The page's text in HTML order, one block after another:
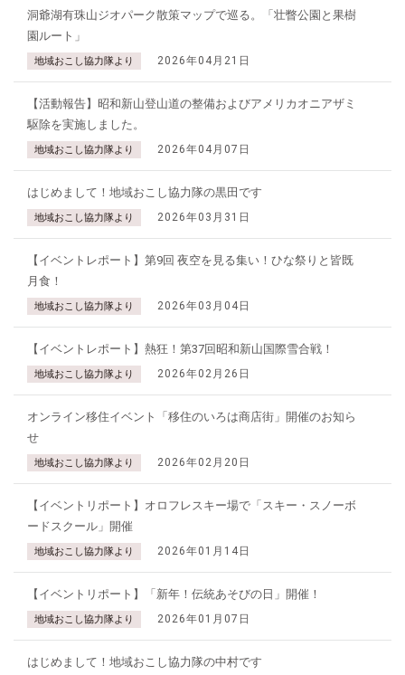
洞爺湖有珠山ジオパーク散策マップで巡る。「壮瞥公園と果樹
園ルート」
地域おこし協力隊より 2026年04月21日
【活動報告】昭和新山登山道の整備およびアメリカオニアザミ
駆除を実施しました。
地域おこし協力隊より 2026年04月07日
はじめまして！地域おこし協力隊の黒田です
地域おこし協力隊より 2026年03月31日
【イベントレポート】第9回 夜空を見る集い！ひな祭りと皆既
月食！
地域おこし協力隊より 2026年03月04日
【イベントレポート】熱狂！第37回昭和新山国際雪合戦！
地域おこし協力隊より 2026年02月26日
オンライン移住イベント「移住のいろは商店街」開催のお知ら
せ
地域おこし協力隊より 2026年02月20日
【イベントリポート】オロフレスキー場で「スキー・スノーボ
ードスクール」開催
地域おこし協力隊より 2026年01月14日
【イベントリポート】「新年！伝統あそびの日」開催！
地域おこし協力隊より 2026年01月07日
はじめまして！地域おこし協力隊の中村です